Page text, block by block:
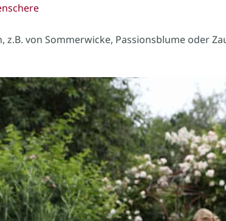
z.B. von Sommerwicke, Passionsblume oder